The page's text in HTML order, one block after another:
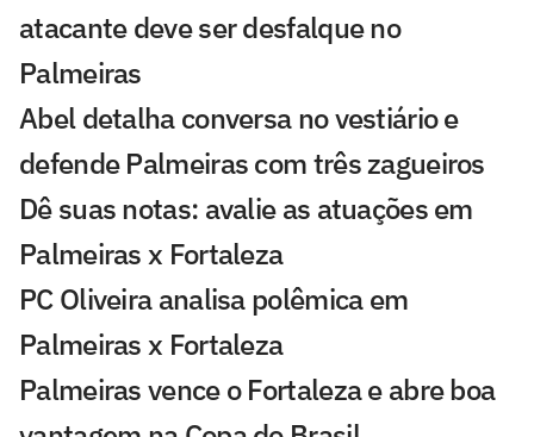
atacante deve ser desfalque no
Palmeiras
Abel detalha conversa no vestiário e
defende Palmeiras com três zagueiros
Dê suas notas: avalie as atuações em
Palmeiras x Fortaleza
PC Oliveira analisa polêmica em
Palmeiras x Fortaleza
Palmeiras vence o Fortaleza e abre boa